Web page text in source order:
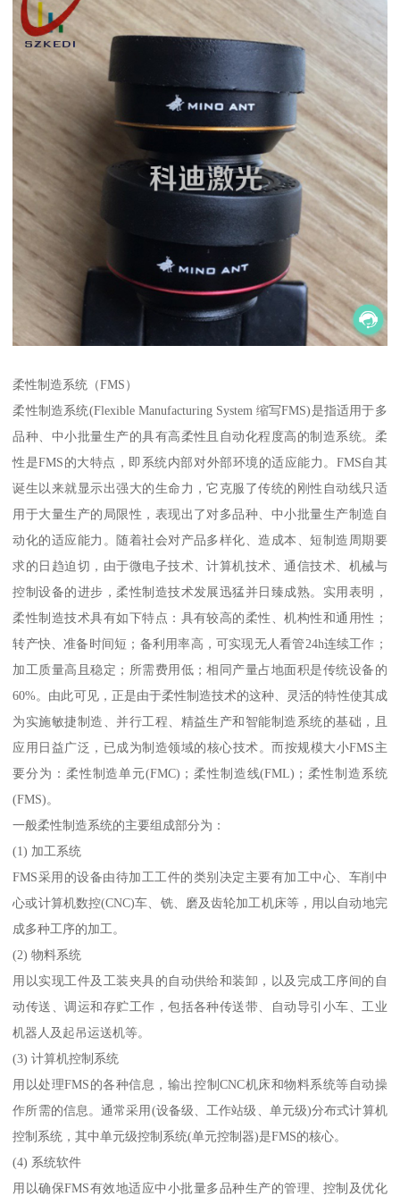
柔性制造系统（FMS）
柔性制造系统(Flexible Manufacturing System 缩写FMS)是指适用于多
品种、中小批量生产的具有高柔性且自动化程度高的制造系统。柔
性是FMS的大特点，即系统内部对外部环境的适应能力。FMS自其
诞生以来就显示出强大的生命力，它克服了传统的刚性自动线只适
用于大量生产的局限性，表现出了对多品种、中小批量生产制造自
动化的适应能力。随着社会对产品多样化、造成本、短制造周期要
求的日趋迫切，由于微电子技术、计算机技术、通信技术、机械与
控制设备的进步，柔性制造技术发展迅猛并日臻成熟。实用表明，
柔性制造技术具有如下特点：具有较高的柔性、机构性和通用性；
转产快、准备时间短；备利用率高，可实现无人看管24h连续工作；
加工质量高且稳定；所需费用低；相同产量占地面积是传统设备的
60%。由此可见，正是由于柔性制造技术的这种、灵活的特性使其成
为实施敏捷制造、并行工程、精益生产和智能制造系统的基础，且
应用日益广泛，已成为制造领域的核心技术。而按规模大小FMS主
要分为：柔性制造单元(FMC)；柔性制造线(FML)；柔性制造系统
(FMS)。
一般柔性制造系统的主要组成部分为：
(1) 加工系统
FMS采用的设备由待加工工件的类别决定主要有加工中心、车削中
心或计算机数控(CNC)车、铣、磨及齿轮加工机床等，用以自动地完
成多种工序的加工。
(2) 物料系统
用以实现工件及工装夹具的自动供给和装卸，以及完成工序间的自
动传送、调运和存贮工作，包括各种传送带、自动导引小车、工业
机器人及起吊运送机等。
(3) 计算机控制系统
用以处理FMS的各种信息，输出控制CNC机床和物料系统等自动操
作所需的信息。通常采用(设备级、工作站级、单元级)分布式计算机
控制系统，其中单元级控制系统(单元控制器)是FMS的核心。
(4) 系统软件
用以确保FMS有效地适应中小批量多品种生产的管理、控制及优化